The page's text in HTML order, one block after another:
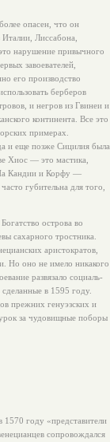
опасен, что он
Лиссабо­на,
нарушение привычного
за­воевателей,
его производство
берберов
и негров из Гвинеи и
континента. Все это
примерах.
и еще позже Сицилия была
Хиос — это мастика,
Кандии и Корфу —
губительна для того,
острова во
сахарного тростника.
аристократов,
Но оно не имело никакого
развязало социаль­
в 1595 году.
прежних ге­нуэзских и
за чудовищные поборы
году «представители
сопровождался